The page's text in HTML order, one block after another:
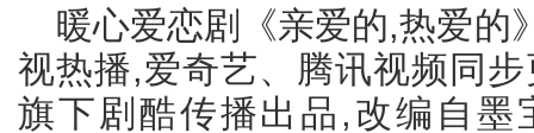
暖心爱恋剧《亲爱的,热爱的
视热播,爱奇艺、腾讯视频同
旗下剧酷传播出品,改编自墨